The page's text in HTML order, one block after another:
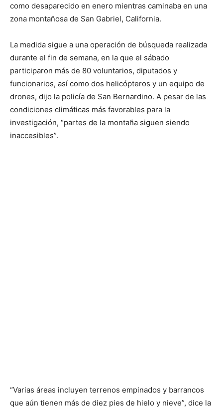
como desaparecido en enero mientras caminaba en una
zona montañosa de San Gabriel, California.
La medida sigue a una operación de búsqueda realizada
durante el fin de semana, en la que el sábado
participaron más de 80 voluntarios, diputados y
funcionarios, así como dos helicópteros y un equipo de
drones, dijo la policía de San Bernardino. A pesar de las
condiciones climáticas más favorables para la
investigación, “partes de la montaña siguen siendo
inaccesibles”.
“Varias áreas incluyen terrenos empinados y barrancos
que aún tienen más de diez pies de hielo y nieve”, dice la